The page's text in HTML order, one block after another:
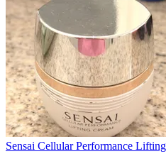
Sensai Cellular Performance